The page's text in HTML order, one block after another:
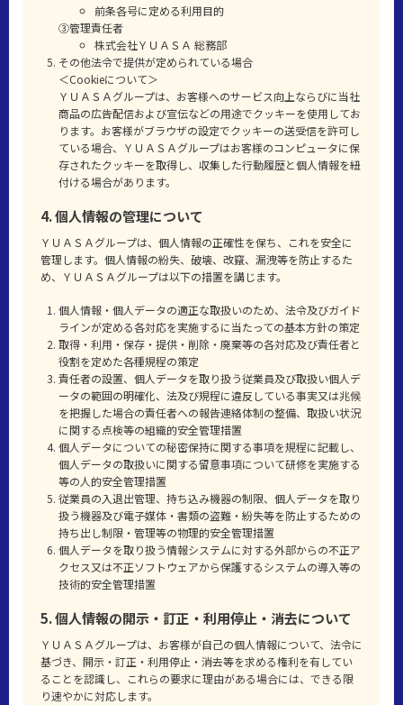
前条各号に定める利用目的
③管理責任者
株式会社ＹＵＡＳＡ 総務部
その他法令で提供が定められている場合
＜Cookieについて＞
ＹＵＡＳＡグループは、お客様へのサービス向上ならびに当社
商品の広告配信および宣伝などの用途でクッキーを使用してお
ります。お客様がブラウザの設定でクッキーの送受信を許可し
ている場合、ＹＵＡＳＡグループはお客様のコンピュータに保
存されたクッキーを取得し、収集した行動履歴と個人情報を紐
付ける場合があります。
4. 個人情報の管理について
ＹＵＡＳＡグループは、個人情報の正確性を保ち、これを安全に
管理します。個人情報の紛失、破壊、改竄、漏洩等を防止するた
め、ＹＵＡＳＡグループは以下の措置を講じます。
個人情報・個人データの適正な取扱いのため、法令及びガイド
ラインが定める各対応を実施するに当たっての基本方針の策定
取得・利用・保存・提供・削除・廃棄等の各対応及び責任者と
役割を定めた各種規程の策定
責任者の設置、個人データを取り扱う従業員及び取扱い個人デ
ータの範囲の明確化、法及び規程に違反している事実又は兆候
を把握した場合の責任者への報告連絡体制の整備、取扱い状況
に関する点検等の組織的安全管理措置
個人データについての秘密保持に関する事項を規程に記載し、
個人データの取扱いに関する留意事項について研修を実施する
等の人的安全管理措置
従業員の入退出管理、持ち込み機器の制限、個人データを取り
扱う機器及び電子媒体・書類の盗難・紛失等を防止するための
持ち出し制限・管理等の物理的安全管理措置
個人データを取り扱う情報システムに対する外部からの不正ア
クセス又は不正ソフトウェアから保護するシステムの導入等の
技術的安全管理措置
5. 個人情報の開示・訂正・利用停止・消去について
ＹＵＡＳＡグループは、お客様が自己の個人情報について、法令に
基づき、開示・訂正・利用停止・消去等を求める権利を有してい
ることを認識し、これらの要求に理由がある場合には、できる限
り速やかに対応します。